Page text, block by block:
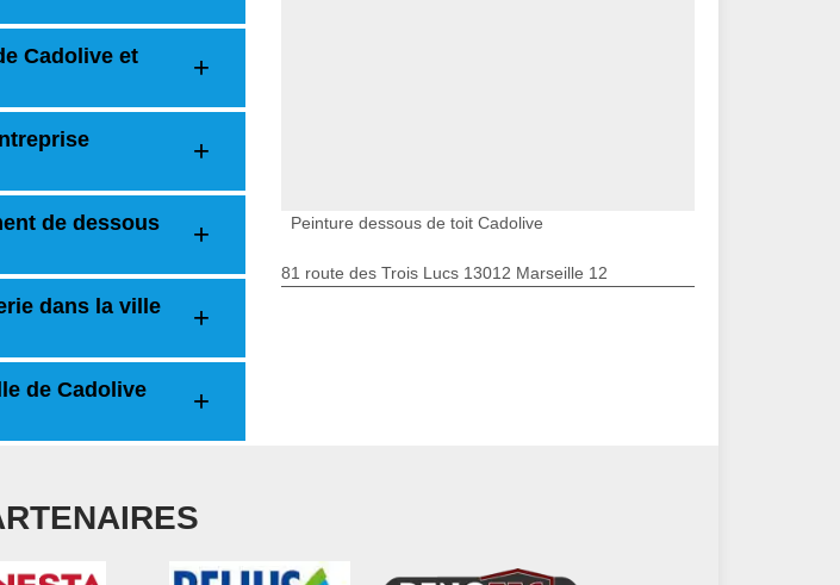
Cadolive et
de dessous
dans la ville
de Cadolive
Peinture dessous de toit Cadolive
81 route des Trois Lucs 13012 Marseille 12